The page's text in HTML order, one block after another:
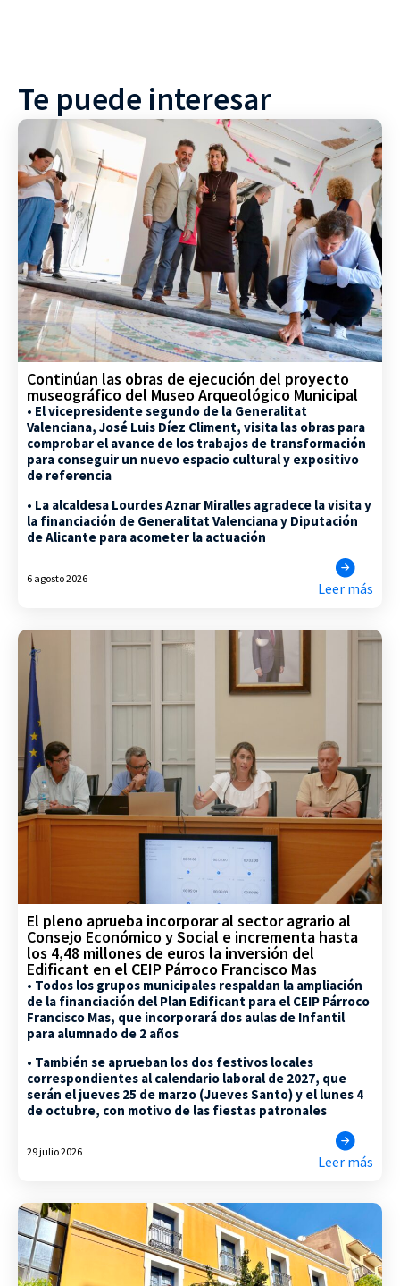
Te puede interesar
Continúan las obras de ejecución del proyecto
museográfico del Museo Arqueológico Municipal
• El vicepresidente segundo de la Generalitat
Valenciana, José Luis Díez Climent, visita las obras para
comprobar el avance de los trabajos de transformación
para conseguir un nuevo espacio cultural y expositivo
de referencia
• La alcaldesa Lourdes Aznar Miralles agradece la visita y
la financiación de Generalitat Valenciana y Diputación
de Alicante para acometer la actuación
6 agosto 2026
Leer más
El pleno aprueba incorporar al sector agrario al
Consejo Económico y Social e incrementa hasta
los 4,48 millones de euros la inversión del
Edificant en el CEIP Párroco Francisco Mas
• Todos los grupos municipales respaldan la ampliación
de la financiación del Plan Edificant para el CEIP Párroco
Francisco Mas, que incorporará dos aulas de Infantil
para alumnado de 2 años
• También se aprueban los dos festivos locales
correspondientes al calendario laboral de 2027, que
serán el jueves 25 de marzo (Jueves Santo) y el lunes 4
de octubre, con motivo de las fiestas patronales
29 julio 2026
Leer más